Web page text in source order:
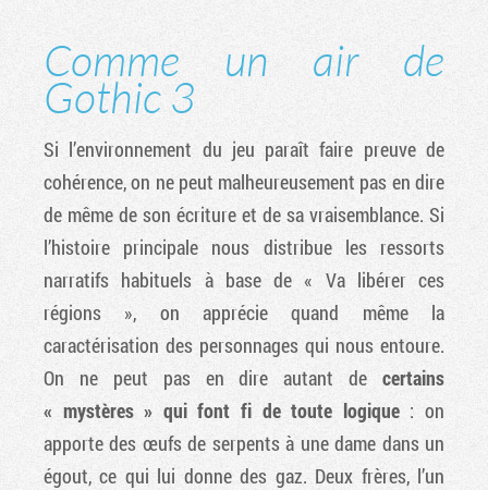
Comme un air de
Gothic 3
Si l’environnement du jeu paraît faire preuve de
cohérence, on ne peut malheureusement pas en dire
de même de son écriture et de sa vraisemblance. Si
l’histoire principale nous distribue les ressorts
narratifs habituels à base de « Va libérer ces
régions », on apprécie quand même la
caractérisation des personnages qui nous entoure.
On ne peut pas en dire autant de certains
« mystères » qui font fi de toute logique : on
apporte des œufs de serpents à une dame dans un
égout, ce qui lui donne des gaz. Deux frères, l’un